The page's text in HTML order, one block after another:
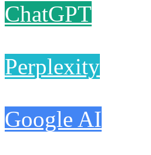
ChatGPT
Perplexity
Google AI